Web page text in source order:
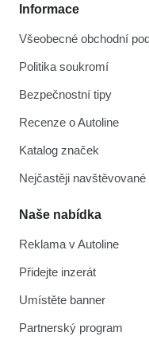
Informace
Všeobecné obchodní
Politika soukromí
Bezpečnostní tipy
Recenze o Autoline
Katalog značek
Nejčastěji
Naše nabídka
Reklama v Autoline
Přidejte inzerát
Umístěte banner
Partnerský program